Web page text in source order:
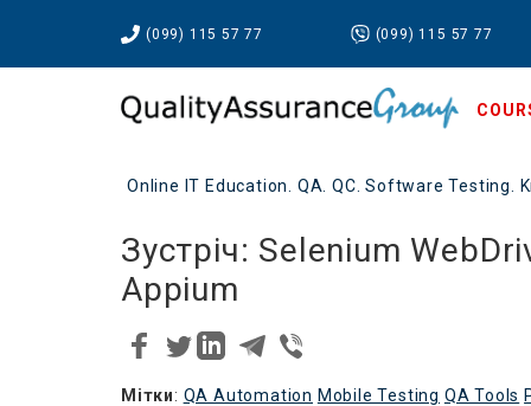
(099) 115 57 77 (099) 115 57 77
Online IT Education. QA. QC. Software Testing.
Зустріч: Selenium
Appium
Мітки: QA Automation Mobile Testing QA Tools